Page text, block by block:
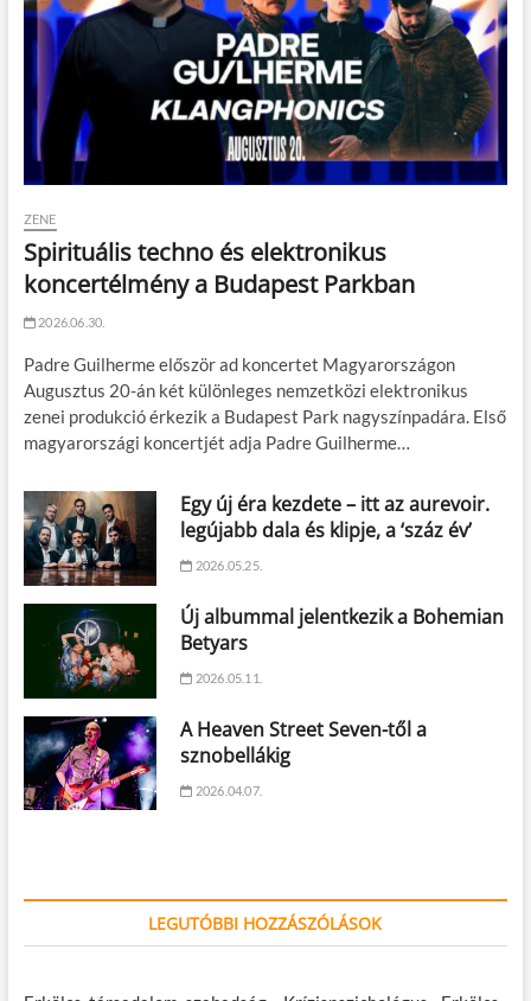
ZENE
Spirituális techno és elektronikus
koncertélmény a Budapest Parkban
2026.06.30.
Padre Guilherme először ad koncertet Magyarországon
Augusztus 20-án két különleges nemzetközi elektronikus
zenei produkció érkezik a Budapest Park nagyszínpadára. Első
magyarországi koncertjét adja Padre Guilherme…
Egy új éra kezdete – itt az aurevoir.
legújabb dala és klipje, a ‘száz év’
2026.05.25.
Új albummal jelentkezik a Bohemian
Betyars
2026.05.11.
A Heaven Street Seven-től a
sznobellákig
2026.04.07.
LEGUTÓBBI HOZZÁSZÓLÁSOK